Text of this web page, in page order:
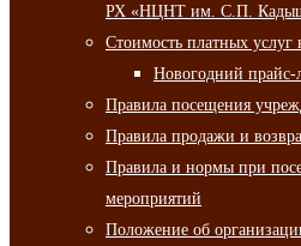
РХ «НЦНТ им. С.П.
Стоимость платных услуг
Новогодний прайс-
Правила посещения
Правила продажи и
Правила и нормы при
мероприятий
Положение об